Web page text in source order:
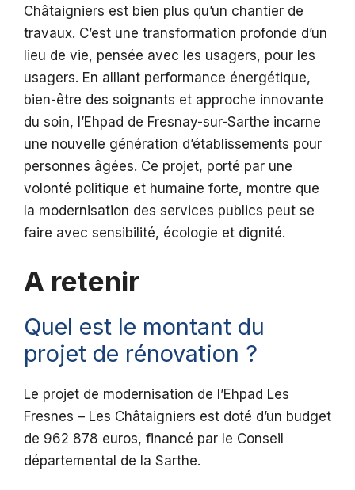
Châtaigniers est bien plus qu’un chantier de
travaux. C’est une transformation profonde d’un
lieu de vie, pensée avec les usagers, pour les
usagers. En alliant performance énergétique,
bien-être des soignants et approche innovante
du soin, l’Ehpad de Fresnay-sur-Sarthe incarne
une nouvelle génération d’établissements pour
personnes âgées. Ce projet, porté par une
volonté politique et humaine forte, montre que
la modernisation des services publics peut se
faire avec sensibilité, écologie et dignité.
A retenir
Quel est le montant du
projet de rénovation ?
Le projet de modernisation de l’Ehpad Les
Fresnes – Les Châtaigniers est doté d’un budget
de 962 878 euros, financé par le Conseil
départemental de la Sarthe.